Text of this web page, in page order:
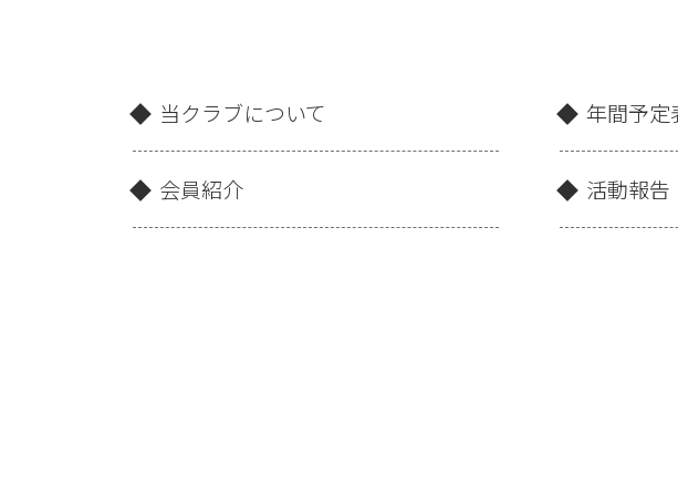
当クラブについて
会員紹介
年間予定
活動報告